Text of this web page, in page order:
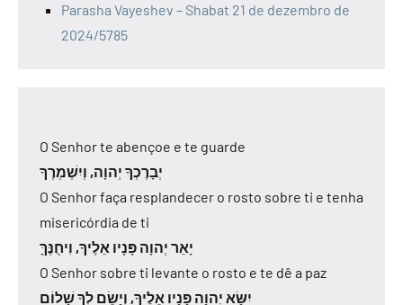
Parasha Vayeshev – Shabat 21 de dezembro de
2024/5785
O Senhor te abençoe e te guarde
יְבָרֶכְךָ יְהוָה, וְיִשְׁמְרֶךָ
O Senhor faça resplandecer o rosto sobre ti e tenha
misericórdia de ti
יָאֵר יְהוָה פָּנָיו אֵלֶיךָ, וִיחֻנֶּךָּ
O Senhor sobre ti levante o rosto e te dê a paz
יִשָּׂא יְהוָה פָּנָיו אֵלֶיךָ, וְיָשֵׂם לְךָ שָׁלוֹם